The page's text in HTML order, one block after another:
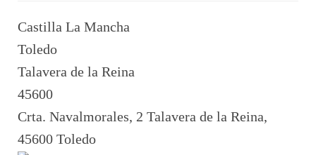
Castilla La Mancha
Toledo
Talavera de la Reina
45600
Crta. Navalmorales, 2 Talavera de la Reina,
45600 Toledo